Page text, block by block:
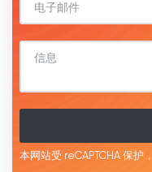
本网站受 reCAPTCHA 保护，